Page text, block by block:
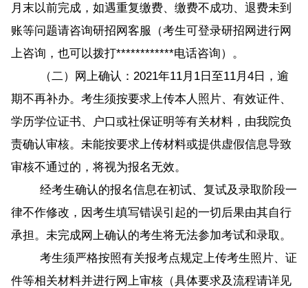
月末以前完成，如遇重复缴费、缴费不成功、退费未到
账等问题请咨询研招网客服（考生可登录研招网进行网
上咨询，也可以拨打************电话咨询）。
（二）网上确认：2021年11月1日至11月4日，逾
期不再补办。考生须按要求上传本人照片、有效证件、
学历学位证书、户口或社保证明等有关材料，由我院负
责确认审核。未能按要求上传材料或提供虚假信息导致
审核不通过的，将视为报名无效。
经考生确认的报名信息在初试、复试及录取阶段一
律不作修改，因考生填写错误引起的一切后果由其自行
承担。未完成网上确认的考生将无法参加考试和录取。
考生须严格按照有关报考点规定上传考生照片、证
件等相关材料并进行网上审核（具体要求及流程请详见